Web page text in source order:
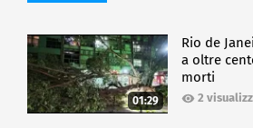
01:29
Rio de
a oltre
morti
2